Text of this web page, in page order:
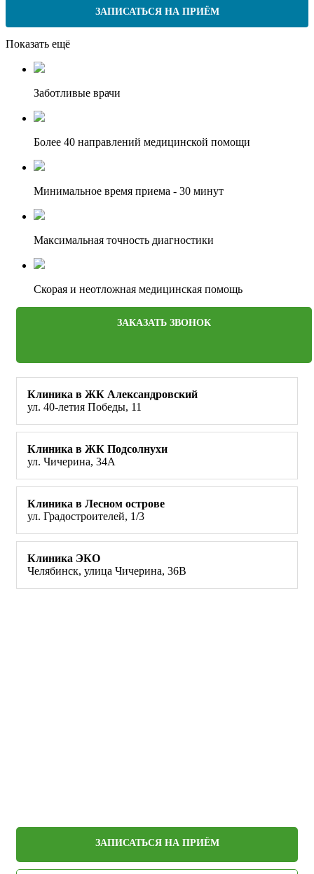
ЗАПИСАТЬСЯ НА ПРИЁМ
Показать ещё
Заботливые врачи
Более 40 направлений медицинской помощи
Минимальное время приема - 30 минут
Максимальная точность диагностики
Скорая и неотложная медицинская помощь
ЗАКАЗАТЬ ЗВОНОК
Клиника в ЖК Александровский
ул. 40-летия Победы, 11
Клиника в ЖК Подсолнухи
ул. Чичерина, 34А
Клиника в Лесном острове
ул. Градостроителей, 1/3
Клиника ЭКО
Челябинск, улица Чичерина, 36В
ЗАПИСАТЬСЯ НА ПРИЁМ